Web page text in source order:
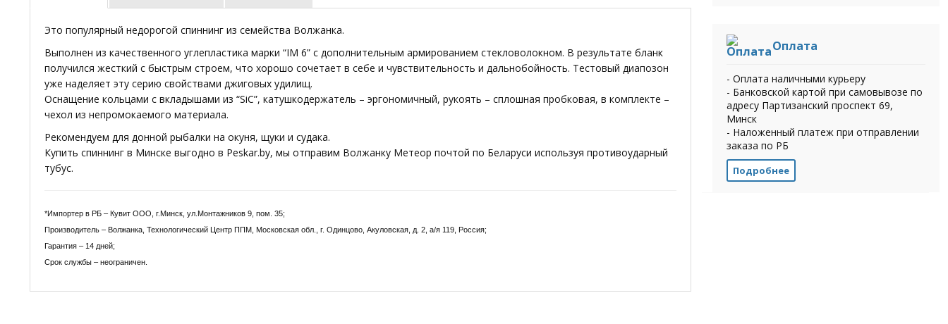
Это популярный недорогой спиннинг из семейства Волжанка.
Выполнен из качественного углепластика марки “IM 6” с дополнительным армированием стекловолокном. В результате бланк
получился жесткий с быстрым строем, что хорошо сочетает в себе и чувствительность и дальнобойность. Тестовый диапозон
уже наделяет эту серию свойствами джиговых удилищ.
Оснащение кольцами с вкладышами из “SiC”, катушкодержатель – эргономичный, рукоять – сплошная пробковая, в комплекте –
чехол из непромокаемого материала.
Рекомендуем для донной рыбалки на окуня, щуки и судака.
Купить спиннинг в Минске выгодно в Peskar.by, мы отправим Волжанку Метеор почтой по Беларуси используя противоударный
тубус.
*Импортер в РБ – Кувит ООО, г.Минск, ул.Монтажников 9, пом. 35;
Производитель – Волжанка, Технологический Центр ППМ, Московская обл., г. Одинцово, Акуловская, д. 2, а/я 119, Россия;
Гарантия – 14 дней;
Срок службы – неограничен.
Оплата
- Оплата наличными курьеру
- Банковской картой при самовывозе по
адресу Партизанский проспект 69,
Минск
- Наложенный платеж при отправлении
заказа по РБ
Подробнее